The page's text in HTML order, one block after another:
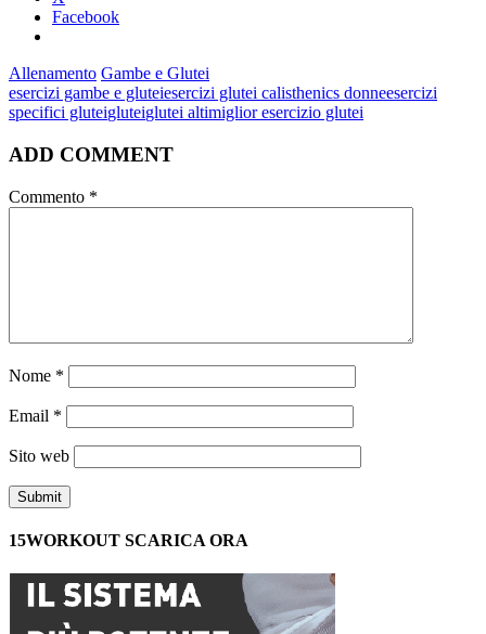
Facebook
Allenamento Gambe e Glutei
esercizi gambe e gluteiesercizi glutei calisthenics donneesercizi
specifici gluteigluteiglutei altimiglior esercizio glutei
ADD COMMENT
Commento *
Nome *
Email *
Sito web
15WORKOUT SCARICA ORA